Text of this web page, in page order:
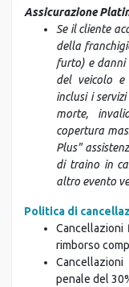
Assicurazione
Se il cliente
della
furto) e
del veicolo
inclusi i
morte,
copertura
Plus"
di traino in
altro evento
Politica di
Cancellazioni
rimborso
penale del